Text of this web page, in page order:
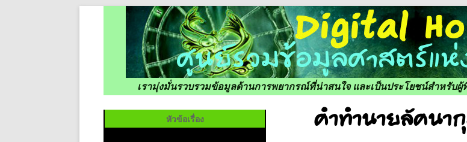
เรามุ่งมั่นรวบรวมข้อมูลด้านการพยากรณ์ที่น่าสนใจ และเป็นประโยชน์สำหรับ
คำทำนายลัคนา
หัวข้อเรื่อง